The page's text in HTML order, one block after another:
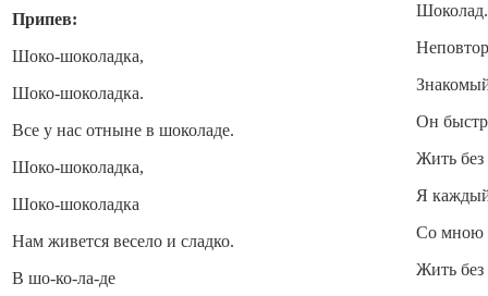
Припев:
Шоко-шоколадка,
Шоко-шоколадка.
Все у нас отныне в шоколаде.
Шоко-шоколадка,
Шоко-шоколадка
Нам живется весело и сладко.
В шо-ко-ла-де
Шоколад.
Знакомый
Он
Жить без
Я
Со мною
Жить без